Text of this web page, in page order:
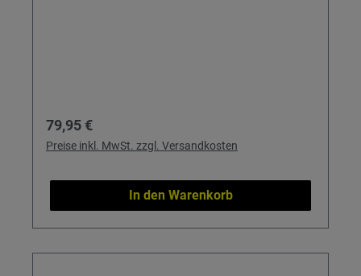
Regulärer Preis:
79,95 €
Preise inkl. MwSt. zzgl. Versandkosten
In den Warenkorb